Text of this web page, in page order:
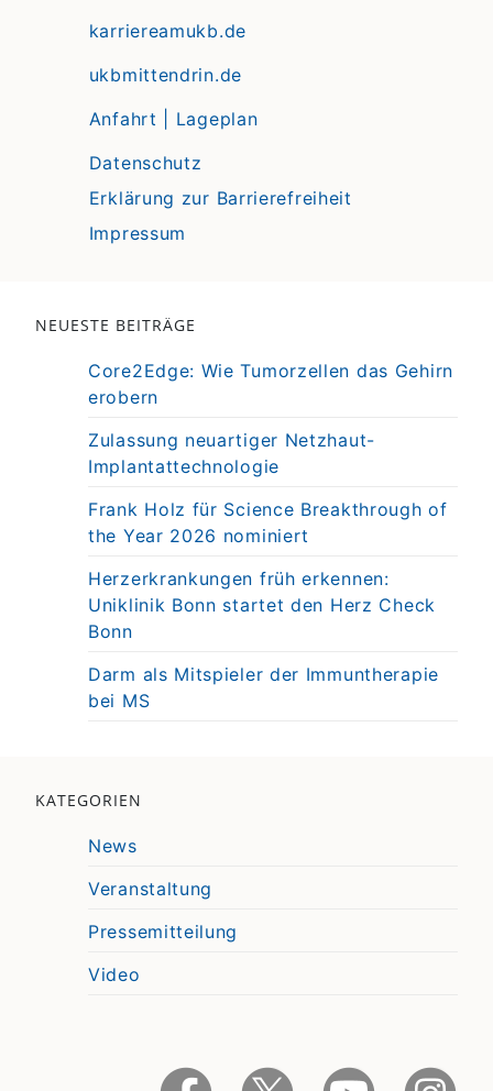
karriereamukb.de
ukbmittendrin.de
Anfahrt | Lageplan
Datenschutz
Erklärung zur Barrierefreiheit
Impressum
NEUESTE BEITRÄGE
Core2Edge: Wie Tumorzellen das Gehirn
erobern
Zulassung neuartiger Netzhaut-
Implantattechnologie
Frank Holz für Science Breakthrough of
the Year 2026 nominiert
Herzerkrankungen früh erkennen:
Uniklinik Bonn startet den Herz Check
Bonn
Darm als Mitspieler der Immuntherapie
bei MS
KATEGORIEN
News
Veranstaltung
Pressemitteilung
Video